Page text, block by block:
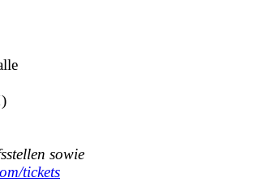
sowie
tickets